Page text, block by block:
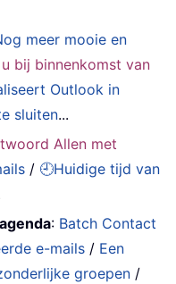
meer mooie en
bij binnenkomst van
Outlook in
sluiten...
Allen met
/ 🕘Huidige tijd van
: Batch Contact
e-mails / Een
groepen /